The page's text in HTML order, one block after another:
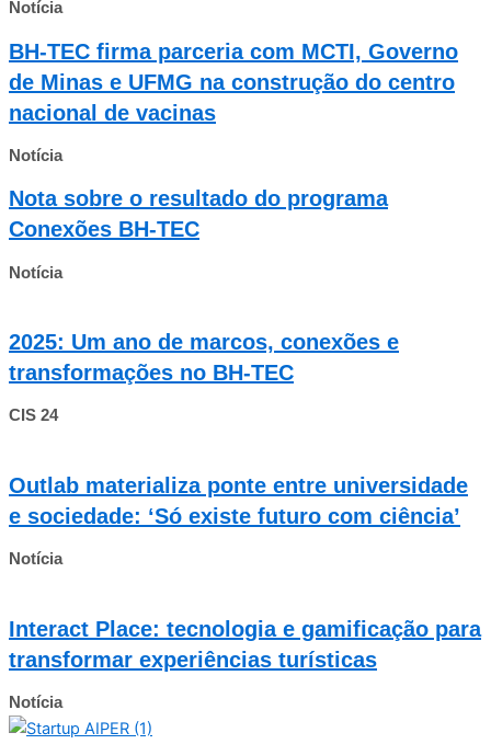
Notícia
BH-TEC firma parceria com MCTI, Governo
de Minas e UFMG na construção do centro
nacional de vacinas
Notícia
Nota sobre o resultado do programa
Conexões BH-TEC
Notícia
2025: Um ano de marcos, conexões e
transformações no BH-TEC
CIS 24
Outlab materializa ponte entre universidade
e sociedade: ‘Só existe futuro com ciência’
Notícia
Interact Place: tecnologia e gamificação para
transformar experiências turísticas
Notícia